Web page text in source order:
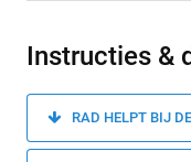
Instructies &
RAD HELPT BIJ